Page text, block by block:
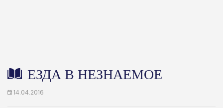
ЕЗДА В НЕЗНАЕМОЕ
14.04.2016